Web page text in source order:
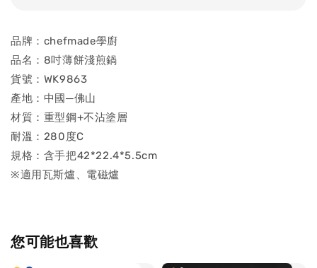
品牌：chefmade學廚
品名：8吋薄餅淺煎鍋
貨號：WK9863
產地：中國─佛山
材質：重型鋼+不沾塗層
耐溫：280度C
規格：含手把42*22.4*5.5cm
※適用瓦斯爐、電磁爐
您可能也喜歡